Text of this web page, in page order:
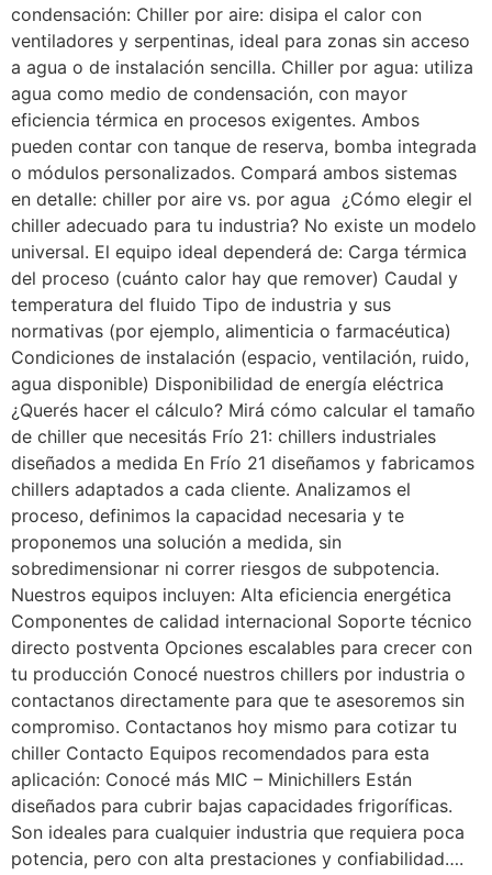
condensación: Chiller por aire: disipa el calor con
ventiladores y serpentinas, ideal para zonas sin acceso
a agua o de instalación sencilla. Chiller por agua: utiliza
agua como medio de condensación, con mayor
eficiencia térmica en procesos exigentes. Ambos
pueden contar con tanque de reserva, bomba integrada
o módulos personalizados. Compará ambos sistemas
en detalle: chiller por aire vs. por agua ¿Cómo elegir el
chiller adecuado para tu industria? No existe un modelo
universal. El equipo ideal dependerá de: Carga térmica
del proceso (cuánto calor hay que remover) Caudal y
temperatura del fluido Tipo de industria y sus
normativas (por ejemplo, alimenticia o farmacéutica)
Condiciones de instalación (espacio, ventilación, ruido,
agua disponible) Disponibilidad de energía eléctrica
¿Querés hacer el cálculo? Mirá cómo calcular el tamaño
de chiller que necesitás Frío 21: chillers industriales
diseñados a medida En Frío 21 diseñamos y fabricamos
chillers adaptados a cada cliente. Analizamos el
proceso, definimos la capacidad necesaria y te
proponemos una solución a medida, sin
sobredimensionar ni correr riesgos de subpotencia.
Nuestros equipos incluyen: Alta eficiencia energética
Componentes de calidad internacional Soporte técnico
directo postventa Opciones escalables para crecer con
tu producción Conocé nuestros chillers por industria o
contactanos directamente para que te asesoremos sin
compromiso. Contactanos hoy mismo para cotizar tu
chiller Contacto Equipos recomendados para esta
aplicación: Conocé más MIC – Minichillers Están
diseñados para cubrir bajas capacidades frigoríficas.
Son ideales para cualquier industria que requiera poca
potencia, pero con alta prestaciones y confiabilidad….